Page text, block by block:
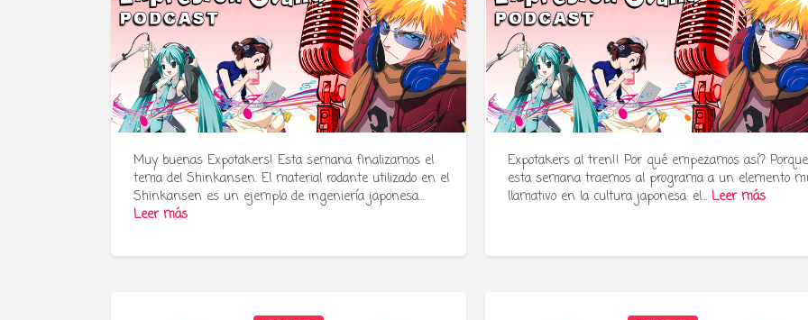
Muy buenas Expotakers! Esta semana finalizamos el
tema del Shinkansen. El material rodante utilizado en el
Shinkansen es un ejemplo de ingeniería japonesa…
Leer más
Expotakers al tren!! Por qué empezamos así? Porque
esta semana traemos al programa a un elemento
llamativo en la cultura japonesa: el…Leer más